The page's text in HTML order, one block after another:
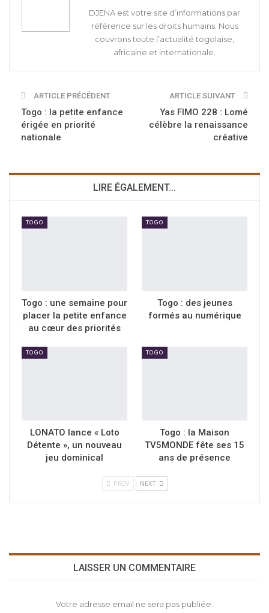
DJENA est votre site d’informations par
référence sur les droits humains. Nous
couvrons toute l’actualité togolaise,
africaine et internationale.
ARTICLE PRÉCÉDENT
Togo : la petite enfance
érigée en priorité
nationale
ARTICLE SUIVANT
Yas FIMO 228 : Lomé
célèbre la renaissance
créative
LIRE ÉGALEMENT...
TOGO
Togo : une semaine pour
placer la petite enfance
au cœur des priorités
TOGO
Togo : des jeunes
formés au numérique
TOGO
LONATO lance « Loto
Détente », un nouveau
jeu dominical
TOGO
Togo : la Maison
TV5MONDE fête ses 15
ans de présence
PREV NEXT
LAISSER UN COMMENTAIRE
Votre adresse email ne sera pas publiée.